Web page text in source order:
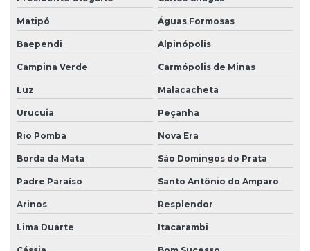
Matipó Águas Formosas
Baependi Alpinópolis
Campina Verde Carmópolis de Minas
Luz Malacacheta
Urucuia Peçanha
Rio Pomba Nova Era
Borda da Mata São Domingos do Prata
Padre Paraíso Santo Antônio do Amparo
Arinos Resplendor
Lima Duarte Itacarambi